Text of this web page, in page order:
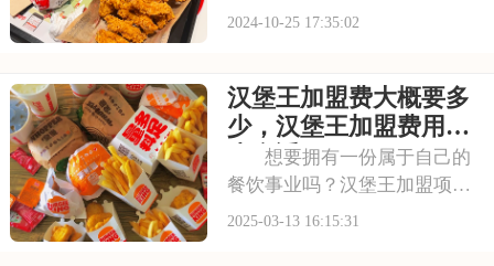
处？本文将探讨肯德基加盟的
现在肯德基加盟怎么样多少
钱，开一家肯德基大概多少钱
分析，希望能为您的创
2024-10-25 17:35:02
汉堡王加盟费大概要多
少，汉堡王加盟费用多
少合适
想要拥有一份属于自己的
餐饮事业吗？汉堡王加盟项目
为您提供了实现梦想的舞台。
2025-03-13 16:15:31